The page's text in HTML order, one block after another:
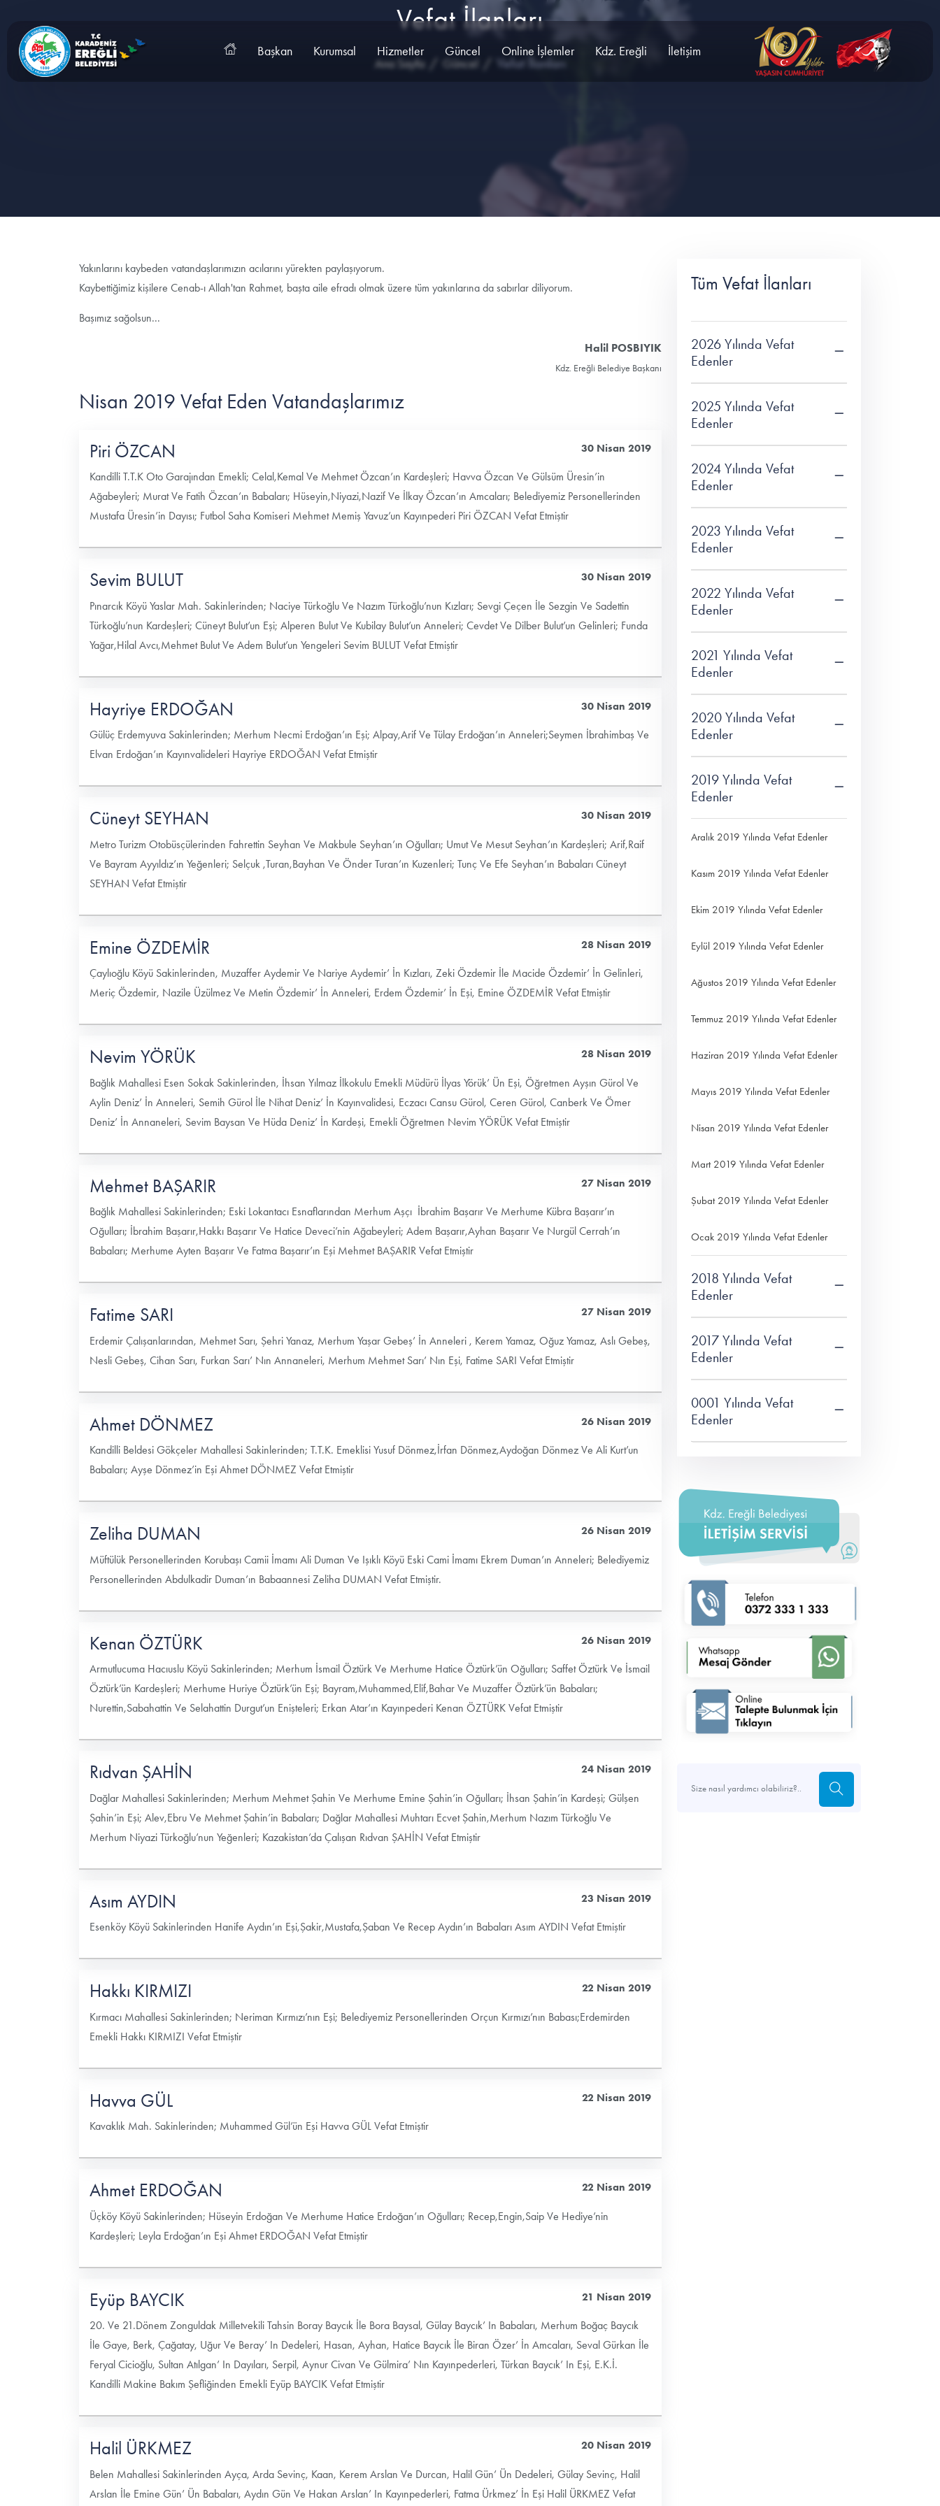
Başkan Kurumsal Hizmetler Güncel Online İşlemler Kdz. Ereğli İletişim
Vefat İlanları
Ana Sayfa Güncel Vefat İlanları
Yakınlarını kaybeden vatandaşlarımızın acılarını yürekten paylaşıyorum.
Kaybettiğimiz kişilere Cenab-ı Allah'tan Rahmet, başta aile efradı olmak üzere tüm yakınlarına da sabırlar diliyorum.
Başımız sağolsun...
Halil POSBIYIK
Kdz. Ereğli Belediye Başkanı
Nisan 2019 Vefat Eden Vatandaşlarımız
Piri ÖZCAN 30 Nisan 2019
Kandilli T.T.K Oto Garajından Emekli; Celal,Kemal Ve Mehmet Özcan’ın Kardeşleri; Havva Özcan Ve Gülsüm Üresin’in
Ağabeyleri; Murat Ve Fatih Özcan’ın Babaları; Hüseyin,Niyazi,Nazif Ve İlkay Özcan’ın Amcaları; Belediyemiz Personellerinden
Mustafa Üresin’in Dayısı; Futbol Saha Komiseri Mehmet Memiş Yavuz’un Kayınpederi Piri ÖZCAN Vefat Etmiştir
Sevim BULUT 30 Nisan 2019
Pınarcık Köyü Yaslar Mah. Sakinlerinden; Naciye Türkoğlu Ve Nazım Türkoğlu’nun Kızları; Sevgi Çeçen İle Sezgin Ve Sadettin
Türkoğlu’nun Kardeşleri; Cüneyt Bulut’un Eşi; Alperen Bulut Ve Kubilay Bulut’un Anneleri; Cevdet Ve Dilber Bulut’un Gelinleri; Funda
Yağar,Hilal Avcı,Mehmet Bulut Ve Adem Bulut’un Yengeleri Sevim BULUT Vefat Etmiştir
Hayriye ERDOĞAN 30 Nisan 2019
Gülüç Erdemyuva Sakinlerinden; Merhum Necmi Erdoğan’ın Eşi; Alpay,Arif Ve Tülay Erdoğan’ın Anneleri;Seymen İbrahimbaş Ve
Elvan Erdoğan’ın Kayınvalideleri Hayriye ERDOĞAN Vefat Etmiştir
Cüneyt SEYHAN 30 Nisan 2019
Metro Turizm Otobüsçülerinden Fahrettin Seyhan Ve Makbule Seyhan’ın Oğulları; Umut Ve Mesut Seyhan’ın Kardeşleri; Arif,Raif
Ve Bayram Ayyıldız’ın Yeğenleri; Selçuk ,Turan,Bayhan Ve Önder Turan’ın Kuzenleri; Tunç Ve Efe Seyhan’ın Babaları Cüneyt
SEYHAN Vefat Etmiştir
Emine ÖZDEMİR 28 Nisan 2019
Çaylıoğlu Köyü Sakinlerinden, Muzaffer Aydemir Ve Nariye Aydemir’ İn Kızları, Zeki Özdemir İle Macide Özdemir’ İn Gelinleri,
Meriç Özdemir, Nazile Üzülmez Ve Metin Özdemir’ İn Anneleri, Erdem Özdemir’ İn Eşi, Emine ÖZDEMİR Vefat Etmiştir
Nevim YÖRÜK 28 Nisan 2019
Bağlık Mahallesi Esen Sokak Sakinlerinden, İhsan Yılmaz İlkokulu Emekli Müdürü İlyas Yörük’ Ün Eşi, Öğretmen Ayşın Gürol Ve
Aylin Deniz’ İn Anneleri, Semih Gürol İle Nihat Deniz’ İn Kayınvalidesi, Eczacı Cansu Gürol, Ceren Gürol, Canberk Ve Ömer
Deniz’ İn Annaneleri, Sevim Baysan Ve Hüda Deniz’ İn Kardeşi, Emekli Öğretmen Nevim YÖRÜK Vefat Etmiştir
Mehmet BAŞARIR 27 Nisan 2019
Bağlık Mahallesi Sakinlerinden; Eski Lokantacı Esnaflarından Merhum Aşçı İbrahim Başarır Ve Merhume Kübra Başarır’ın
Oğulları; İbrahim Başarır,Hakkı Başarır Ve Hatice Deveci’nin Ağabeyleri; Adem Başarır,Ayhan Başarır Ve Nurgül Cerrah’ın
Babaları; Merhume Ayten Başarır Ve Fatma Başarır’ın Eşi Mehmet BAŞARIR Vefat Etmiştir
Fatime SARI 27 Nisan 2019
Erdemir Çalışanlarından, Mehmet Sarı, Şehri Yanaz, Merhum Yaşar Gebeş’ İn Anneleri , Kerem Yamaz, Oğuz Yamaz, Aslı Gebeş,
Nesli Gebeş, Cihan Sarı, Furkan Sarı’ Nın Annaneleri, Merhum Mehmet Sarı’ Nın Eşi, Fatime SARI Vefat Etmiştir
Ahmet DÖNMEZ 26 Nisan 2019
Kandilli Beldesi Gökçeler Mahallesi Sakinlerinden; T.T.K. Emeklisi Yusuf Dönmez,İrfan Dönmez,Aydoğan Dönmez Ve Ali Kurt’un
Babaları; Ayşe Dönmez’in Eşi Ahmet DÖNMEZ Vefat Etmiştir
Zeliha DUMAN 26 Nisan 2019
Müftülük Personellerinden Korubaşı Camii İmamı Ali Duman Ve Işıklı Köyü Eski Cami İmamı Ekrem Duman’ın Anneleri; Belediyemiz
Personellerinden Abdulkadir Duman’ın Babaannesi Zeliha DUMAN Vefat Etmiştir.
Kenan ÖZTÜRK 26 Nisan 2019
Armutlucuma Hacıuslu Köyü Sakinlerinden; Merhum İsmail Öztürk Ve Merhume Hatice Öztürk’ün Oğulları; Saffet Öztürk Ve İsmail
Öztürk’ün Kardeşleri; Merhume Huriye Öztürk’ün Eşi; Bayram,Muhammed,Elif,Bahar Ve Muzaffer Öztürk’ün Babaları;
Nurettin,Sabahattin Ve Selahattin Durgut’un Enişteleri; Erkan Atar’ın Kayınpederi Kenan ÖZTÜRK Vefat Etmiştir
Rıdvan ŞAHİN 24 Nisan 2019
Dağlar Mahallesi Sakinlerinden; Merhum Mehmet Şahin Ve Merhume Emine Şahin’in Oğulları; İhsan Şahin’in Kardeşi; Gülşen
Şahin’in Eşi; Alev,Ebru Ve Mehmet Şahin’in Babaları; Dağlar Mahallesi Muhtarı Ecvet Şahin,Merhum Nazım Türkoğlu Ve
Merhum Niyazi Türkoğlu’nun Yeğenleri; Kazakistan’da Çalışan Rıdvan ŞAHİN Vefat Etmiştir
Asım AYDIN 23 Nisan 2019
Esenköy Köyü Sakinlerinden Hanife Aydın’ın Eşi,Şakir,Mustafa,Şaban Ve Recep Aydın’ın Babaları Asım AYDIN Vefat Etmiştir
Hakkı KIRMIZI 22 Nisan 2019
Kırmacı Mahallesi Sakinlerinden; Neriman Kırmızı’nın Eşi; Belediyemiz Personellerinden Orçun Kırmızı’nın Babası;Erdemirden
Emekli Hakkı KIRMIZI Vefat Etmiştir
Havva GÜL 22 Nisan 2019
Kavaklık Mah. Sakinlerinden; Muhammed Gül’ün Eşi Havva GÜL Vefat Etmiştir
Ahmet ERDOĞAN 22 Nisan 2019
Üçköy Köyü Sakinlerinden; Hüseyin Erdoğan Ve Merhume Hatice Erdoğan’ın Oğulları; Recep,Engin,Saip Ve Hediye’nin
Kardeşleri; Leyla Erdoğan’ın Eşi Ahmet ERDOĞAN Vefat Etmiştir
Eyüp BAYCIK 21 Nisan 2019
20. Ve 21.Dönem Zonguldak Milletvekili Tahsin Boray Baycık İle Bora Baysal, Gülay Baycık’ In Babaları, Merhum Boğaç Baycık
İle Gaye, Berk, Çağatay, Uğur Ve Beray’ In Dedeleri, Hasan, Ayhan, Hatice Baycık İle Biran Özer’ İn Amcaları, Seval Gürkan İle
Feryal Cicioğlu, Sultan Atılgan’ In Dayıları, Serpil, Aynur Civan Ve Gülmira’ Nın Kayınpederleri, Türkan Baycık’ In Eşi, E.K.İ.
Kandilli Makine Bakım Şefliğinden Emekli Eyüp BAYCIK Vefat Etmiştir
Halil ÜRKMEZ 20 Nisan 2019
Belen Mahallesi Sakinlerinden Ayça, Arda Sevinç, Kaan, Kerem Arslan Ve Durcan, Halil Gün’ Ün Dedeleri, Gülay Sevinç, Halil
Arslan İle Emine Gün’ Ün Babaları, Aydın Gün Ve Hakan Arslan’ In Kayınpederleri, Fatma Ürkmez’ İn Eşi Halil ÜRKMEZ Vefat
Tüm Vefat İlanları
2026 Yılında Vefat
Edenler
2025 Yılında Vefat
Edenler
2024 Yılında Vefat
Edenler
2023 Yılında Vefat
Edenler
2022 Yılında Vefat
Edenler
2021 Yılında Vefat
Edenler
2020 Yılında Vefat
Edenler
2019 Yılında Vefat
Edenler
Aralık 2019 Yılında Vefat Edenler
Kasım 2019 Yılında Vefat Edenler
Ekim 2019 Yılında Vefat Edenler
Eylül 2019 Yılında Vefat Edenler
Ağustos 2019 Yılında Vefat Edenler
Temmuz 2019 Yılında Vefat Edenler
Haziran 2019 Yılında Vefat Edenler
Mayıs 2019 Yılında Vefat Edenler
Nisan 2019 Yılında Vefat Edenler
Mart 2019 Yılında Vefat Edenler
Şubat 2019 Yılında Vefat Edenler
Ocak 2019 Yılında Vefat Edenler
2018 Yılında Vefat
Edenler
2017 Yılında Vefat
Edenler
0001 Yılında Vefat
Edenler